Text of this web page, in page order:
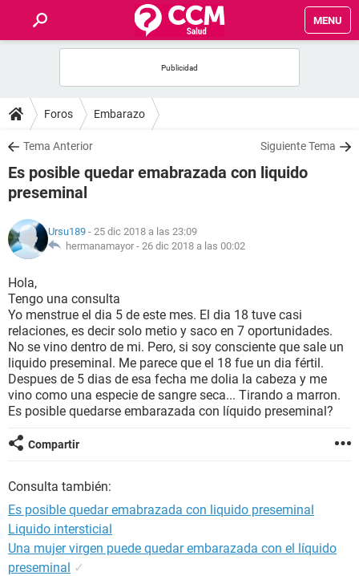
MENU
FOROS
SALUD
FAMILIA
NUTRICIÓN
SEXUALIDAD
GLOSARIO
Foros Embarazo
Tema Anterior Siguiente Tema
Es posible quedar emabrazada con liquido
preseminal
Ursu189 - 25 dic 2018 a las 23:09
hermanamayor - 26 dic 2018 a las 00:02
Hola,
Tengo una consulta
Yo menstrue el dia 5 de este mes. El dia 18 tuve casi
relaciones, es decir solo metio y saco en 7 oportunidades.
No se vino dentro de mi. Pero, si soy consciente que sale un
liquido preseminal. Me parece que el 18 fue un dia fértil.
Despues de 5 dias de esa fecha me dolia la cabeza y me
vino como una especie de sangre seca... Tirando a marron.
Es posible quedarse embarazada con líquido preseminal?
Compartir
Consulta también:
Es posible quedar emabrazada con liquido preseminal
Liquido intersticial
Una mujer virgen puede quedar embarazada con el líquido
preseminal ✓